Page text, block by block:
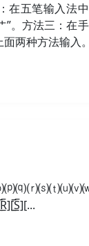
在五笔输入法
。方法三：在
两种方法输入